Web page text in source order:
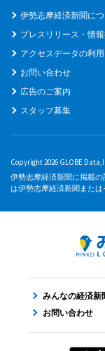
伊勢志摩経済新聞に
プレスリリース・情
アクセスデータの利
お問い合わせ
広告のご案内
スタッフ募集
Copyright 2026 GLOBE
伊勢志摩経済新聞に掲載
は伊勢志摩経済新聞または
みんなの経済新
お問い合わせ